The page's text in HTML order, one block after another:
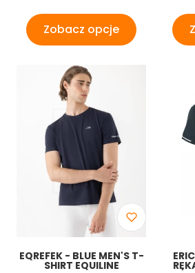
Zobacz opcje
EQREFEK - BLUE MEN'S T-
SHIRT EQUILINE